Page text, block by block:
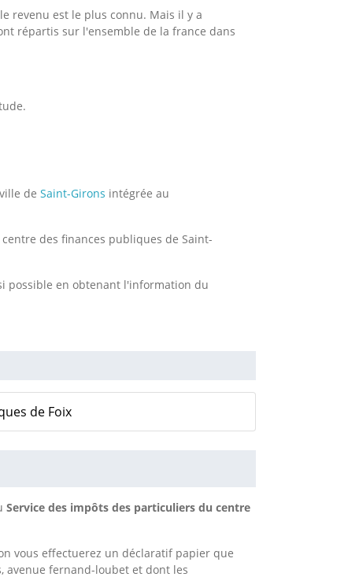
revenu est le plus connu. Mais il y a
répartis sur l'ensemble de la france dans
de Saint-Girons intégrée au
des finances publiques de Saint-
possible en obtenant l'information du
de Foix
Service des impôts des particuliers du centre
vous effectuerez un déclaratif papier que
avenue fernand-loubet et dont les